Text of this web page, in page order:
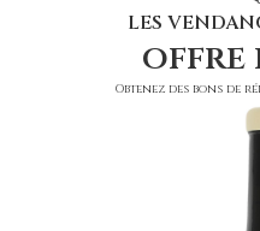
LES
offre
Obtenez des bons de